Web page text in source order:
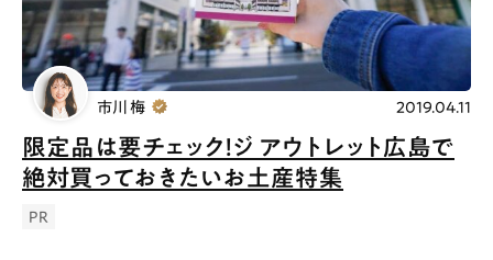
限定品は要チェック！ジ アウトレット広島で
絶対買っておきたいお土産特集
PR
市川 梅 2019.04.11